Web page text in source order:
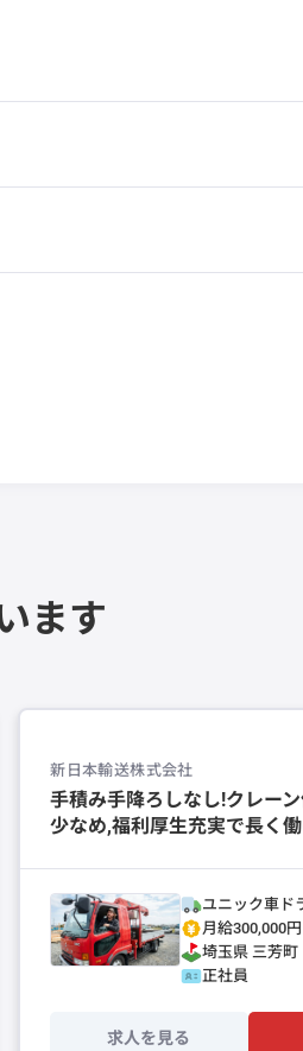
ます
新日本輸送株式会社
手積み手降ろしなし!クレー
少なめ,福利厚生充実で長く
ユニック車ド
月給300,000
埼玉県三芳町
正社員
求人を見る